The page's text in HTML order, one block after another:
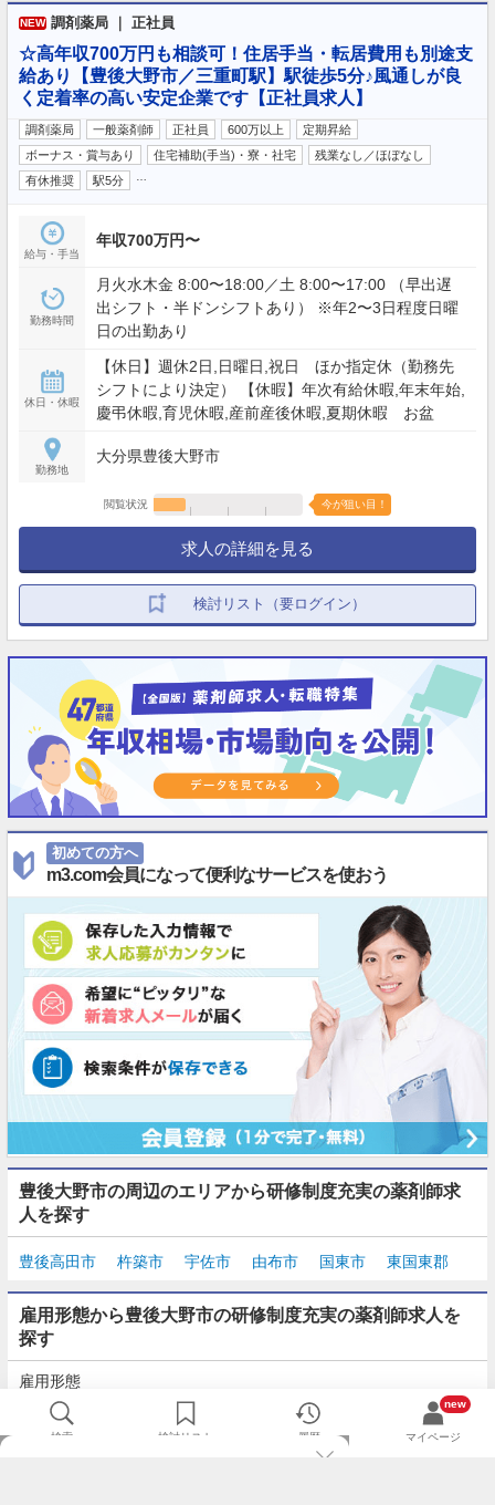
NEW 調剤薬局 ｜ 正社員
☆高年収700万円も相談可！住居手当・転居費用も別途支
給あり【豊後大野市／三重町駅】駅徒歩5分♪風通しが良
く定着率の高い安定企業です【正社員求人】
調剤薬局 一般薬剤師 正社員 600万以上
定期昇給
ボーナス・賞与あり
住宅補助(手当)・寮・社宅
残業なし／ほぼなし
有休推奨
駅5分
給与・手当
年収700万円〜
勤務時間
月火水木金 8:00〜18:00／土 8:00〜17:00 （早出遅
出シフト・半ドンシフトあり） ※年2〜3日程度日曜
日の出勤あり
休日・休暇
【休日】週休2日,日曜日,祝日 ほか指定休（勤務先
シフトにより決定） 【休暇】年次有給休暇,年末年始,
慶弔休暇,育児休暇,産前産後休暇,夏期休暇 お盆
勤務地
大分県豊後大野市
閲覧状況 今が狙い目！
求人の詳細を見る
検討リスト（要ログイン）
初めての方へ
m3.com会員になって便利なサービスを使おう
豊後大野市の周辺のエリアから研修制度充実の薬剤師求
人を探す
豊後高田市 杵築市 宇佐市 由布市 国東市 東国東郡
雇用形態から豊後大野市の研修制度充実の薬剤師求人を
探す
雇用形態
正社員
派遣 パート・アルバイト
検索 検討リスト 履歴
new
マイページ